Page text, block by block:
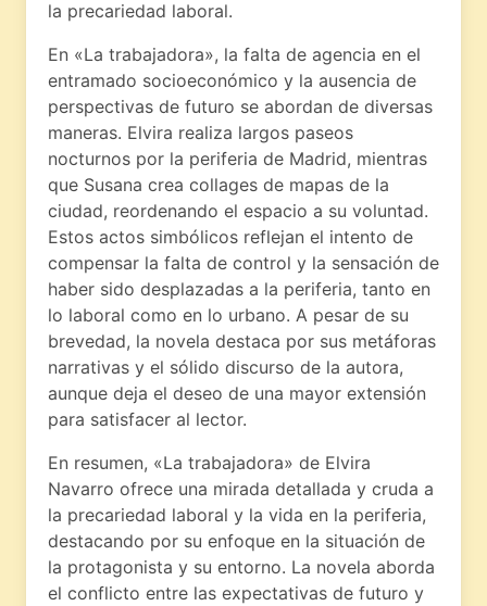
la precariedad laboral.
En «La trabajadora», la falta de agencia en el
entramado socioeconómico y la ausencia de
perspectivas de futuro se abordan de diversas
maneras. Elvira realiza largos paseos
nocturnos por la periferia de Madrid, mientras
que Susana crea collages de mapas de la
ciudad, reordenando el espacio a su voluntad.
Estos actos simbólicos reflejan el intento de
compensar la falta de control y la sensación de
haber sido desplazadas a la periferia, tanto en
lo laboral como en lo urbano. A pesar de su
brevedad, la novela destaca por sus metáforas
narrativas y el sólido discurso de la autora,
aunque deja el deseo de una mayor extensión
para satisfacer al lector.
En resumen, «La trabajadora» de Elvira
Navarro ofrece una mirada detallada y cruda a
la precariedad laboral y la vida en la periferia,
destacando por su enfoque en la situación de
la protagonista y su entorno. La novela aborda
el conflicto entre las expectativas de futuro y